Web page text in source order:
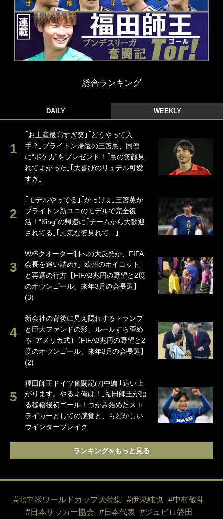
総合ランキング
DAILY WEEKLY
｢お土産最高すぎ笑｣｢どうやって入
手？｣ブライトン帰還の三笘薫、同僚
に“ポケカ”をプレゼント！｢薫の笑顔見
れてよかった｣｢大喜びのリュテル可愛
すぎ｣
｢モデルやってる｣｢かっけぇ｣三笘薫が
ブライトン新ユニのモデルで完全復
活！“King”の帰還に｢チームから大歓迎
されてる｣｢元気な姿見れて…｣
W杯クオーター制への大反発か、FIFA
会長を追い詰めた｢欧州のボイコット｣
と再選の行方【FIFA3兆円の野望と2度
のオウンゴール、来年3月の会長選】
(3)
新会社の背後に見え隠れするトランプ
と巨大ファンドの影、ルールすら歪め
る｢アメリカ式｣【FIFA3兆円の野望と2
度のオウンゴール、来年3月の会長選】
(2)
福田師王ドイツ奮闘記(7)中編 ｢這い上
がります。やるよ俺は！｣福田師王が語
る移籍後初ゴール！つかみ始めたスト
ライカーとしての感覚と、もどかしい
ウインターブレイク
ランキングをもっと見る
#北中米ワールドカップ大特集 #伊東純也
#中村敬斗
#日本サッカー協会
#日本代表
#ジュビロ磐田